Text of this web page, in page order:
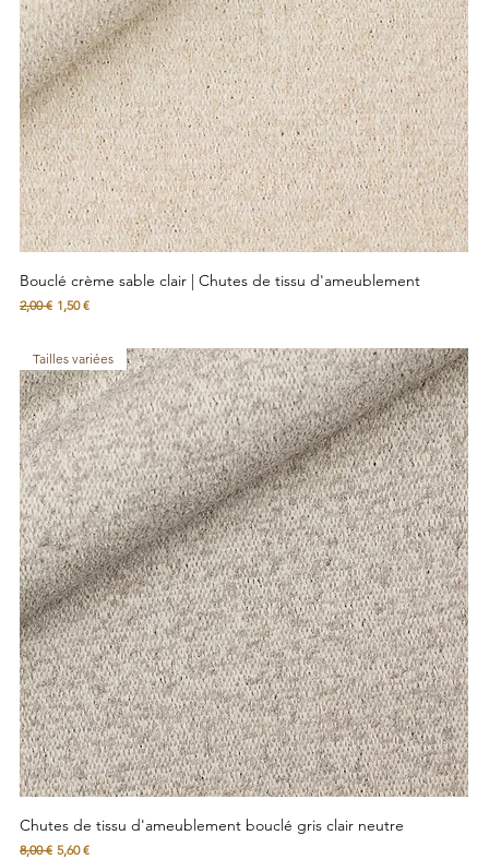
Bouclé crème sable clair | Chutes de tissu d'ameublement
Prix original
2,00 € Prix promotionnel
1,50 €
Tailles variées
Chutes de tissu d'ameublement bouclé gris clair neutre
Prix original
8,00 € Prix promotionnel
5,60 €